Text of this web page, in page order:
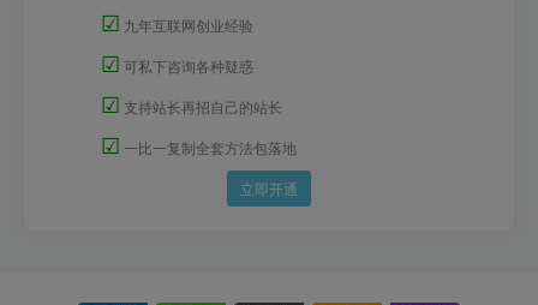
☑ 九年互联网创业经验
☑ 可私下咨询各种疑惑
☑ 支持站长再招自己的站长
☑ 一比一复制全套方法包落地
立即开通